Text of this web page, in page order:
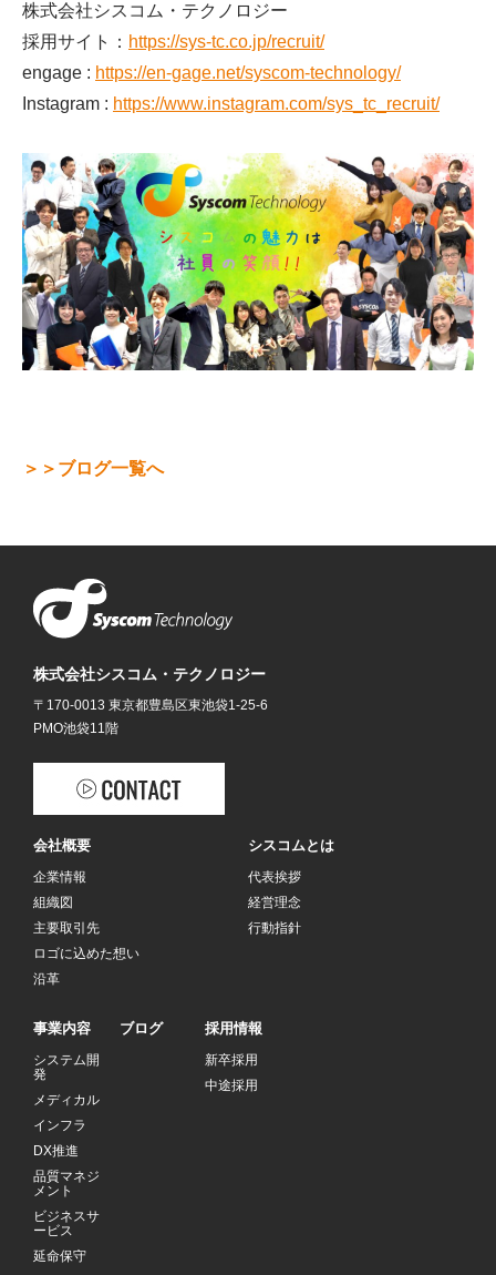
株式会社シスコム・テクノロジー
採用サイト： https://sys-tc.co.jp/recruit/
engage : https://en-gage.net/syscom-technology/
Instagram : https://www.instagram.com/sys_tc_recruit/
＞＞ブログ一覧へ
株式会社シスコム・テクノロジー
〒170-0013 東京都豊島区東池袋1-25-6
PMO池袋11階
会社概要
企業情報
組織図
主要取引先
ロゴに込めた想い
沿革
シスコムとは
代表挨拶
経営理念
行動指針
事業内容
システム開
発
メディカル
インフラ
DX推進
品質マネジ
メント
ビジネスサ
ービス
延命保守
ブログ 採用情報
新卒採用
中途採用